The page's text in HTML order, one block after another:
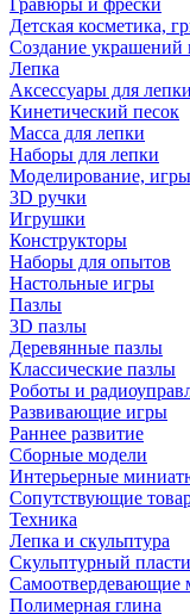
Гравюры и фрески
Детская косметика,
Создание украшений
Лепка
Аксессуары для лепки
Кинетический песок
Масса для лепки
Наборы для лепки
Моделирование,
3D ручки
Игрушки
Конструкторы
Наборы для опытов
Настольные игры
Пазлы
3D пазлы
Деревянные пазлы
Классические пазлы
Роботы и
Развивающие игры
Раннее развитие
Сборные модели
Интерьерные
Сопутствующие
Техника
Лепка и скульптура
Скульптурный
Самоотвердевающие
Полимерная глина